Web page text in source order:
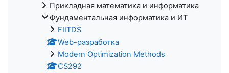
Прикладная математика и информатика
Фундаментальная информатика и ИТ
FIITDS
Web-разработка
Modern Optimization Methods
CS292